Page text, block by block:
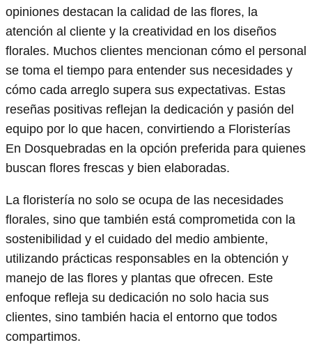
opiniones destacan la calidad de las flores, la
atención al cliente y la creatividad en los diseños
florales. Muchos clientes mencionan cómo el personal
se toma el tiempo para entender sus necesidades y
cómo cada arreglo supera sus expectativas. Estas
reseñas positivas reflejan la dedicación y pasión del
equipo por lo que hacen, convirtiendo a Floristerías
En Dosquebradas en la opción preferida para quienes
buscan flores frescas y bien elaboradas.
La floristería no solo se ocupa de las necesidades
florales, sino que también está comprometida con la
sostenibilidad y el cuidado del medio ambiente,
utilizando prácticas responsables en la obtención y
manejo de las flores y plantas que ofrecen. Este
enfoque refleja su dedicación no solo hacia sus
clientes, sino también hacia el entorno que todos
compartimos.